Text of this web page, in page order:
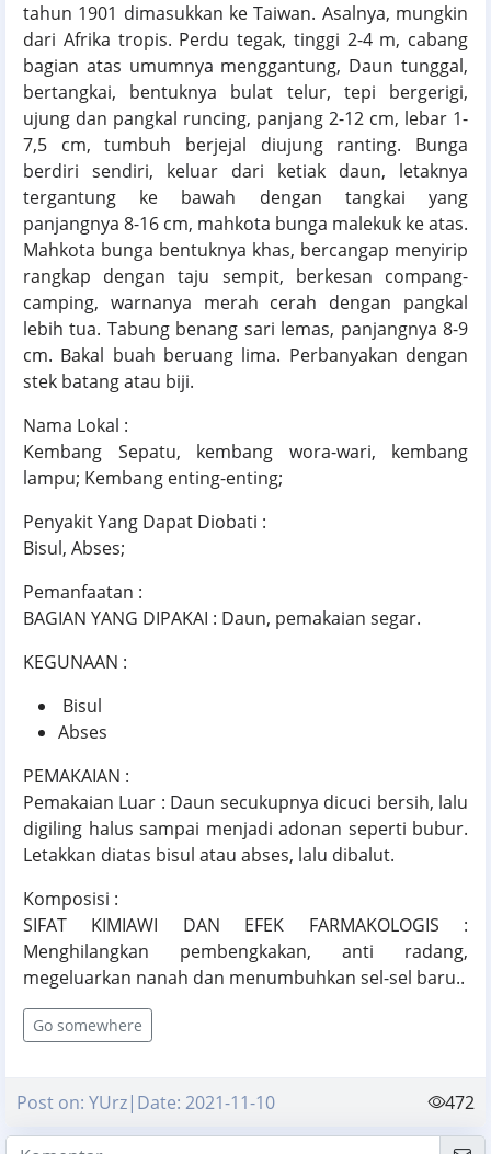
tahun 1901 dimasukkan ke Taiwan. Asalnya, mungkin
dari Afrika tropis. Perdu tegak, tinggi 2-4 m, cabang
bagian atas umumnya menggantung, Daun tunggal,
bertangkai, bentuknya bulat telur, tepi bergerigi,
ujung dan pangkal runcing, panjang 2-12 cm, lebar 1-
7,5 cm, tumbuh berjejal diujung ranting. Bunga
berdiri sendiri, keluar dari ketiak daun, letaknya
tergantung ke bawah dengan tangkai yang
panjangnya 8-16 cm, mahkota bunga malekuk ke atas.
Mahkota bunga bentuknya khas, bercangap menyirip
rangkap dengan taju sempit, berkesan compang-
camping, warnanya merah cerah dengan pangkal
lebih tua. Tabung benang sari lemas, panjangnya 8-9
cm. Bakal buah beruang lima. Perbanyakan dengan
stek batang atau biji.
Nama Lokal :
Kembang Sepatu, kembang wora-wari, kembang
lampu; Kembang enting-enting;
Penyakit Yang Dapat Diobati :
Bisul, Abses;
Pemanfaatan :
BAGIAN YANG DIPAKAI : Daun, pemakaian segar.
KEGUNAAN :
Bisul
Abses
PEMAKAIAN :
Pemakaian Luar : Daun secukupnya dicuci bersih, lalu
digiling halus sampai menjadi adonan seperti bubur.
Letakkan diatas bisul atau abses, lalu dibalut.
Komposisi :
SIFAT KIMIAWI DAN EFEK FARMAKOLOGIS :
Menghilangkan pembengkakan, anti radang,
megeluarkan nanah dan menumbuhkan sel-sel baru..
Go somewhere
Post on: YUrz|Date: 2021-11-10 472